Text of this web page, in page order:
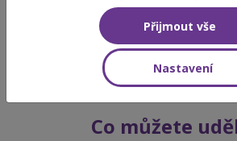
Stránka nebyla
Je nám líto, ale požadovaná stránka
správný či obsahuje chybu.
Co můžete
Přijmout vše
Nastavení